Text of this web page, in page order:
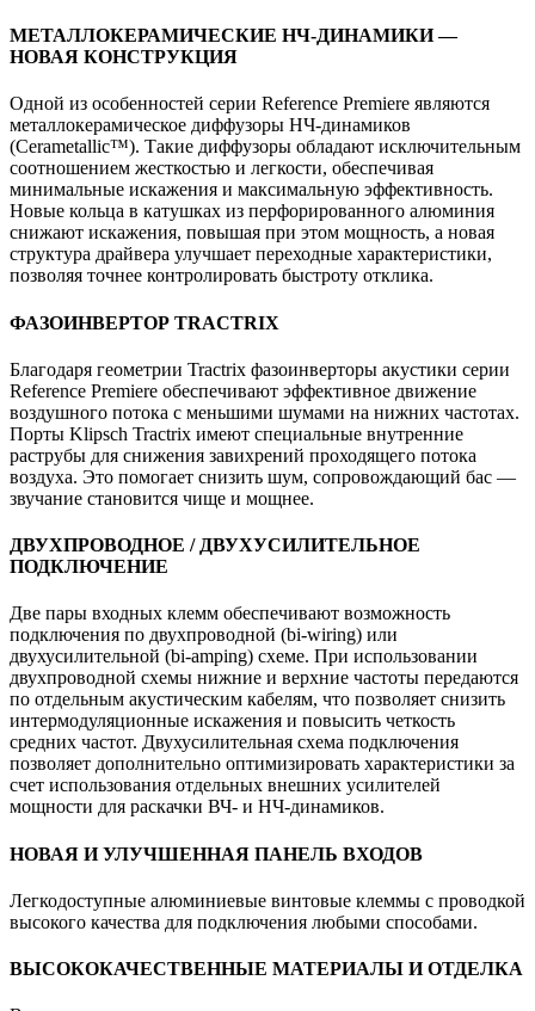
МЕТАЛЛОКЕРАМИЧЕСКИЕ НЧ-ДИНАМИКИ —
НОВАЯ КОНСТРУКЦИЯ
Одной из особенностей серии Reference Premiere являются
металлокерамическое диффузоры НЧ-динамиков
(Cerametallic™). Такие диффузоры обладают исключительным
соотношением жесткостью и легкости, обеспечивая
минимальные искажения и максимальную эффективность.
Новые кольца в катушках из перфорированного алюминия
снижают искажения, повышая при этом мощность, а новая
структура драйвера улучшает переходные характеристики,
позволяя точнее контролировать быстроту отклика.
ФАЗОИНВЕРТОР TRACTRIX
Благодаря геометрии Tractrix фазоинверторы акустики серии
Reference Premiere обеспечивают эффективное движение
воздушного потока с меньшими шумами на нижних частотах.
Порты Klipsch Tractrix имеют специальные внутренние
раструбы для снижения завихрений проходящего потока
воздуха. Это помогает снизить шум, сопровождающий бас —
звучание становится чище и мощнее.
ДВУХПРОВОДНОЕ / ДВУХУСИЛИТЕЛЬНОЕ
ПОДКЛЮЧЕНИЕ
Две пары входных клемм обеспечивают возможность
подключения по двухпроводной (bi-wiring) или
двухусилительной (bi-amping) схеме. При использовании
двухпроводной схемы нижние и верхние частоты передаются
по отдельным акустическим кабелям, что позволяет снизить
интермодуляционные искажения и повысить четкость
средних частот. Двухусилительная схема подключения
позволяет дополнительно оптимизировать характеристики за
счет использования отдельных внешних усилителей
мощности для раскачки ВЧ- и НЧ-динамиков.
НОВАЯ И УЛУЧШЕННАЯ ПАНЕЛЬ ВХОДОВ
Легкодоступные алюминиевые винтовые клеммы с проводкой
высокого качества для подключения любыми способами.
ВЫСОКОКАЧЕСТВЕННЫЕ МАТЕРИАЛЫ И ОТДЕЛКА